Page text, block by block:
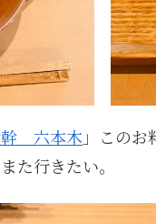
六本木」この
た行きたい。